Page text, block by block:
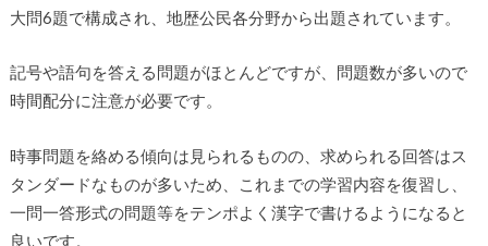
大問6題で構成され、地歴公民各分野から出題されています。
記号や語句を答える問題がほとんどですが、問題数が多いので
時間配分に注意が必要です。
時事問題を絡める傾向は見られるものの、求められる回答はス
タンダードなものが多いため、これまでの学習内容を復習し、
一問一答形式の問題等をテンポよく漢字で書けるようになると
良いです。